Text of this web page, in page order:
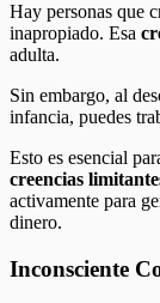
Hay personas que
inapropiado. Esa
adulta.
Sin embargo, al
infancia, puedes
Esto es esencial
creencias
activamente para
dinero.
Inconsciente